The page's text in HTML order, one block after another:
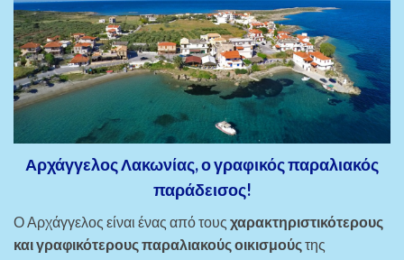
Αρχάγγελος Λακωνίας, ο γραφικός παραλιακός
παράδεισος!
Ο Αρχάγγελος είναι ένας από τους χαρακτηριστικότερους
και γραφικότερους παραλιακούς οικισμούςτης